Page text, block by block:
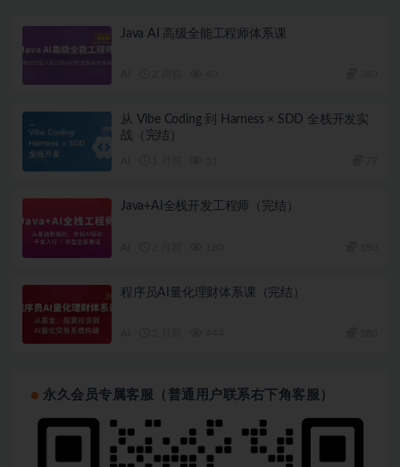
Java AI 高级全能工程师体系课
从 Vibe Coding 到 Harness × SDD 全栈开发实
战（完结）
Java+AI全栈开发工程师（完结）
程序员AI量化理财体系课（完结）
永久会员专属客服（普通用户联系右下角客服）